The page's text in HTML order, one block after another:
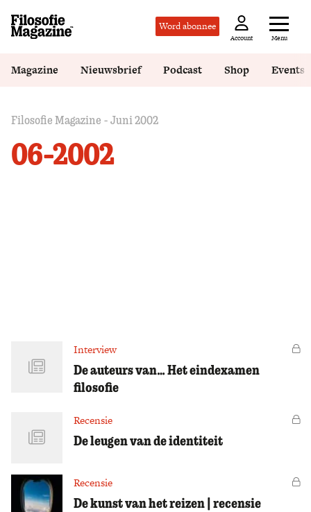
Word abonnee
Account Menu
Magazine Nieuwsbrief Podcast Shop Events
Filosofie Magazine - Juni 2002
06-2002
Interview
De auteurs van… Het eindexamen
filosofie
Recensie
De leugen van de identiteit
Recensie
De kunst van het reizen | recensie